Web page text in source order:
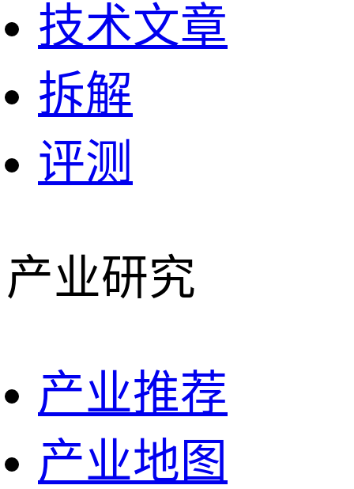
技术文章
拆解
评测
产业研究
产业推荐
产业地图